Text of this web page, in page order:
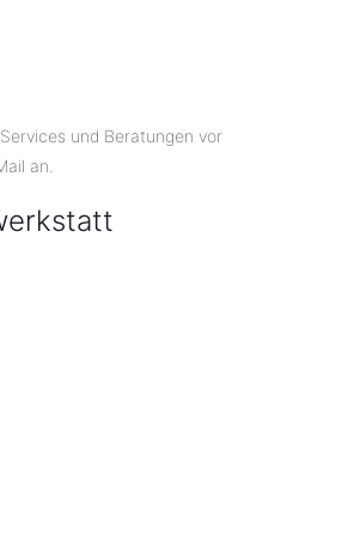
und Beratungen vor
an.